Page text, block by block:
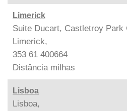
Limerick
Suite Ducart, Castletroy Park
Limerick,
353 61 400664
Distância milhas
Lisboa
Lisboa,